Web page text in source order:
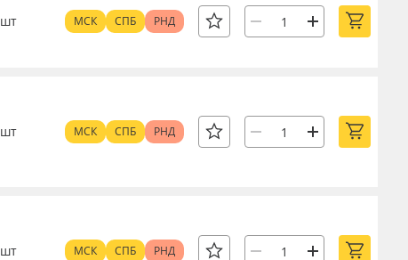
шт МСК СПБ РНД
шт МСК СПБ РНД
шт МСК СПБ РНД